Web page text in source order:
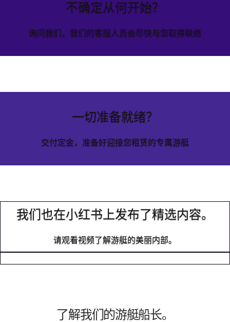
不确定从何开始？
询问我们，我们的客服人员会尽快与您取得联络
一切准备就绪？
交付定金，准备好迎接您租赁的专属游艇
我们也在小红书上发布了精选内容。
请观看视频了解游艇的美丽内部。
了解我们的游艇船长。